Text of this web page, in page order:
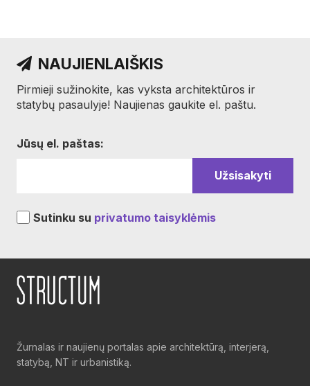
NAUJIENLAIŠKIS
Pirmieji sužinokite, kas vyksta architektūros ir
statybų pasaulyje! Naujienas gaukite el. paštu.
Jūsų el. paštas:
Sutinku su privatumo taisyklėmis
Žurnalas ir naujienų portalas apie architektūrą, interjerą,
statybą, NT ir urbanistiką.